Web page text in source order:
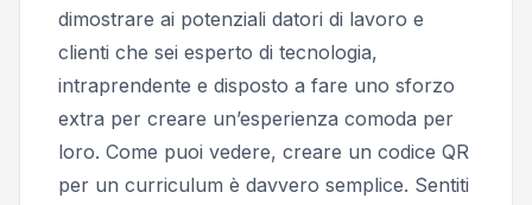
dimostrare ai potenziali datori di lavoro e
clienti che sei esperto di tecnologia,
intraprendente e disposto a fare uno sforzo
extra per creare un’esperienza comoda per
loro. Come puoi vedere, creare un codice QR
per un curriculum è davvero semplice. Sentiti